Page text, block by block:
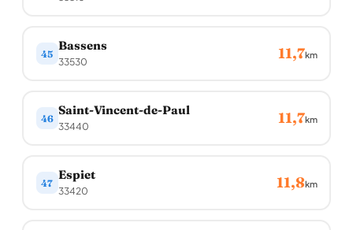
45
Bassens
33530 11,7km
46
Saint-Vincent-de-Paul
33440 11,7km
47
Espiet
33420 11,8km